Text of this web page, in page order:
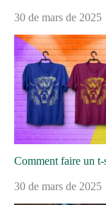
30 de mars de 2025
Comment faire un
30 de mars de 2025